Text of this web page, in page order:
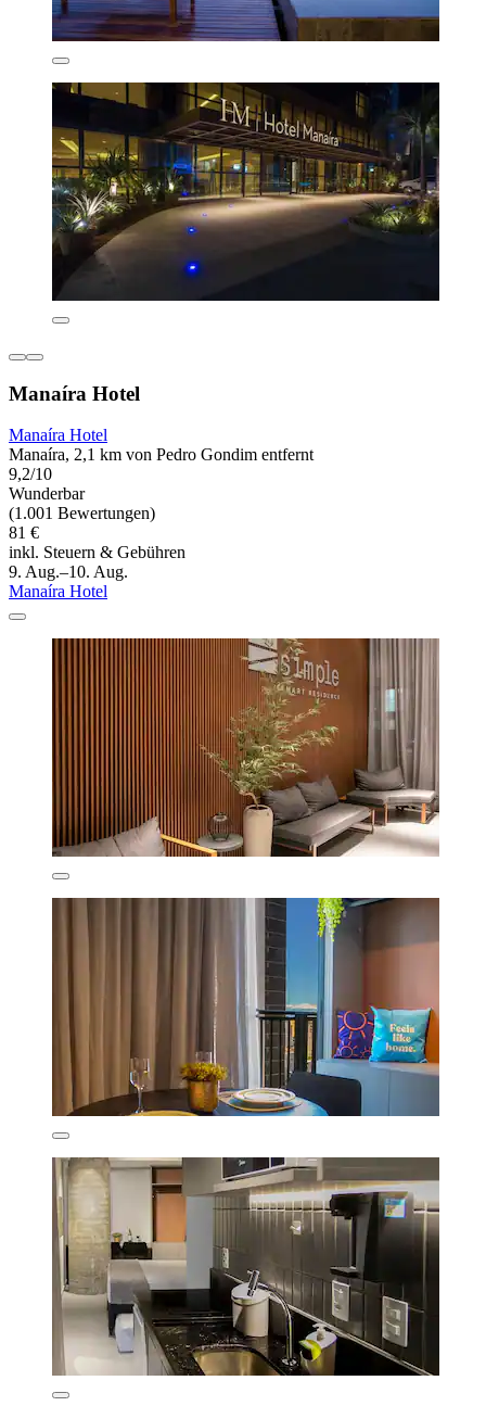
Manaíra Hotel
Manaíra Hotel
Manaíra, 2,1 km von Pedro Gondim entfernt
9,2/10
Wunderbar
(1.001 Bewertungen)
81 €
inkl. Steuern & Gebühren
9. Aug.–10. Aug.
Manaíra Hotel